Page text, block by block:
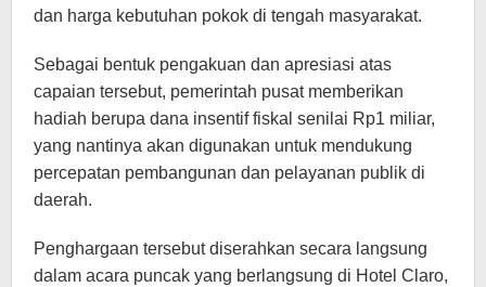
dan harga kebutuhan pokok di tengah masyarakat.
Sebagai bentuk pengakuan dan apresiasi atas
capaian tersebut, pemerintah pusat memberikan
hadiah berupa dana insentif fiskal senilai Rp1 miliar,
yang nantinya akan digunakan untuk mendukung
percepatan pembangunan dan pelayanan publik di
daerah.
Penghargaan tersebut diserahkan secara langsung
dalam acara puncak yang berlangsung di Hotel Claro,